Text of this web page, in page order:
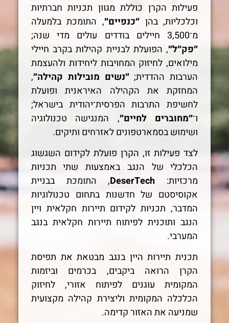
פעילות הקרן כוללת מגוון תכניות חברתיות
וכלכליות, בהן ״כנפיים״, התומכת בלמעלה
מ־3,500 חיילים בודדים עולים מדי שנה;
״פק״ל״, הפועלת לבניית קהילות בקרב חיילי
מילואים, לחיזוק המחויבות ליחידות ולהעצמת
הערבות ההדדית;״נשים מובילות קהילה״,
המחזקת את הקהילה האיראנית ופועלת
לחשיפת התרבות הפרסית־יהודית בישראל;
ו־״מחוברים לחיים״, המנגישה טכנולוגיה
ושימוש בסמארטפונים לאזרחים ותיקים.
לצד פעילות זו, הקרן פועלת לקידום השגשוג
הכלכלי של הנגב באמצעות שתי תכניות
מרכזיות: DeserTech, התומכת בבניית
אקוסיסטם של חדשנות בתחום טכנולוגיות
המדבר, תכניות לקידום תיירות חקלאית ויין
הנגב ותוכנית לפיתוח תיירות חקלאית בנגב
המערבי.
תכנית תיירות היין בנגב מבטאת את תפיסת
הקרן הרואה ביקבים, בכרמים וביזמות
המקומית עוגנים לפיתוח אזורי, לחיזוק
הכלכלה המקומית וליצירת קהילה מקצועית
שמניעה את האזור קדימה.